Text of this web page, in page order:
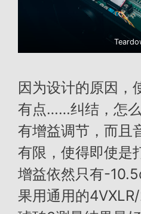
因为设计的原因，
有点……纠结，怎
有增益调节，而且
有限，使得即使是
增益依然只有-
果用通用的